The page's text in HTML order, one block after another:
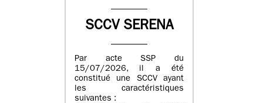
SCCV SERENA
Par acte SSP du
15/07/2026, il a été
constitué une SCCV ayant
les caractéristiques
suivantes :